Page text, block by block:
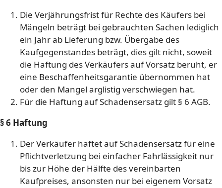
Die Verjährungsfrist für Rechte des Käufers bei
Mängeln beträgt bei gebrauchten Sachen lediglich
ein Jahr ab Lieferung bzw. Übergabe des
Kaufgegenstandes beträgt, dies gilt nicht, soweit
die Haftung des Verkäufers auf Vorsatz beruht, er
eine Beschaffenheitsgarantie übernommen hat
oder den Mangel arglistig verschwiegen hat.
Für die Haftung auf Schadensersatz gilt § 6 AGB.
§ 6 Haftung
Der Verkäufer haftet auf Schadensersatz für eine
Pflichtverletzung bei einfacher Fahrlässigkeit nur
bis zur Höhe der Hälfte des vereinbarten
Kaufpreises, ansonsten nur bei eigenem Vorsatz